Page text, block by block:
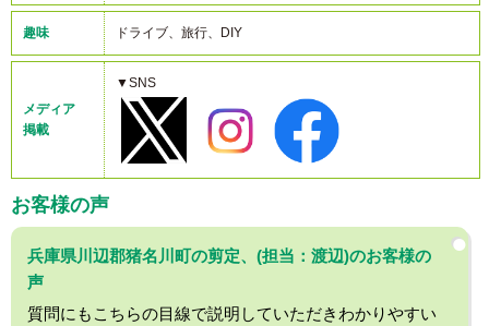
趣味 ドライブ、旅行、DIY
メディア
掲載
▼SNS
お客様の声
兵庫県川辺郡猪名川町の剪定、(担当：渡辺)のお客様の
声
質問にもこちらの目線で説明していただきわかりやすい